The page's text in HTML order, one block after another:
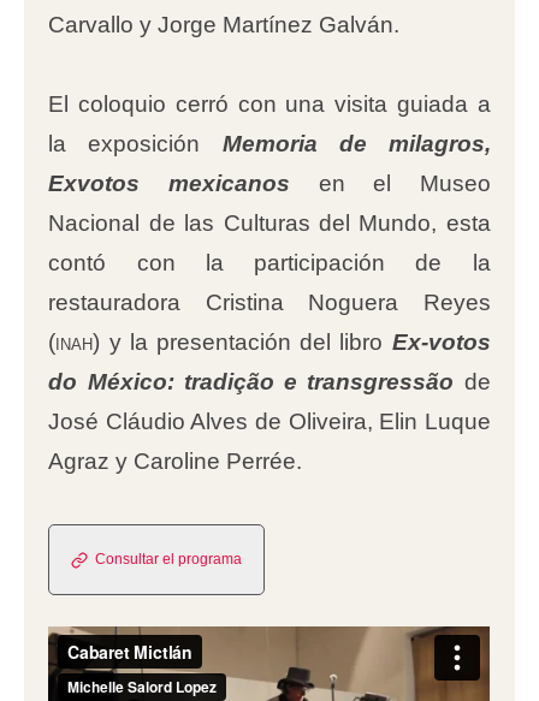
Carvallo y Jorge Martínez Galván.
El coloquio cerró con una visita guiada a
la exposición Memoria de milagros,
Exvotos mexicanos en el Museo
Nacional de las Culturas del Mundo, esta
contó con la participación de la
restauradora Cristina Noguera Reyes
(inah) y la presentación del libro Ex-votos
do México: tradição e transgressão de
José Cláudio Alves de Oliveira, Elin Luque
Agraz y Caroline Perrée.
Consultar el programa